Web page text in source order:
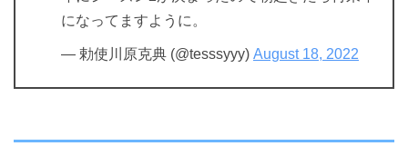
になってますように。
— 勅使川原克典 (@tesssyyy) August 18, 2022